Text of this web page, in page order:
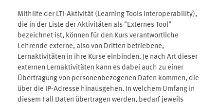
Mithilfe der LTI-Aktivität (Learning Tools Interoperability),
die in der Liste der Aktivitäten als "Externes Tool"
bezeichnet ist, können für den Kurs verantwortliche
Lehrende externe, also von Dritten betriebene,
Lernaktivitäten in ihre Kurse einbinden. Je nach Art dieser
externen Lernaktivitäten kann es dabei auch zu einer
Übertragung von personenbezogenen Daten kommen, die
über die IP-Adresse hinausgehen. In welchem Umfang in
diesem Fall Daten übertragen werden, bedarf jeweils